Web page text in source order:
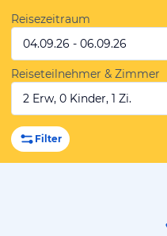
Reisezeitraum
04.09.26 - 06.09.26
Reiseteilnehmer & Zimmer
2 Erw, 0 Kinder, 1 Zi.
Filter